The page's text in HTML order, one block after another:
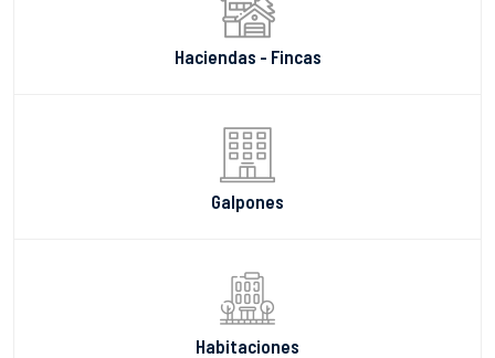
Haciendas - Fincas
Galpones
Habitaciones